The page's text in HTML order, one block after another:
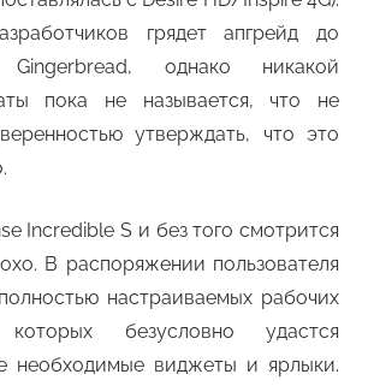
грядет апгрейд до
однако никакой
пока не называется, что не
утверждать, что это
Incredible S и без того смотрится
В распоряжении пользователя
настраиваемых рабочих
безусловно удастся
необходимые виджеты и ярлыки.